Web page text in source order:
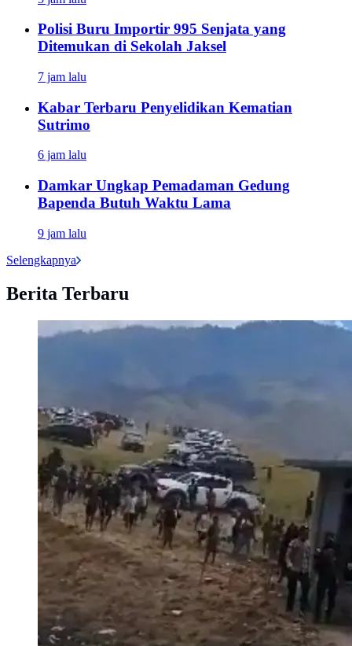
Polisi Buru Importir 995 Senjata yang
Ditemukan di Sekolah Jaksel
7 jam lalu
Kabar Terbaru Penyelidikan Kematian
Sutrimo
6 jam lalu
Damkar Ungkap Pemadaman Gedung
Bapenda Butuh Waktu Lama
9 jam lalu
Selengkapnya
Berita Terbaru